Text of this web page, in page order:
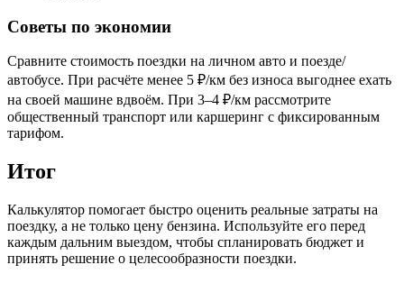
Советы по экономии
Сравните стоимость поездки на личном авто и поезде/
автобусе. При расчёте менее 5 ₽/км без износа выгоднее ехать
на своей машине вдвоём. При 3–4 ₽/км рассмотрите
общественный транспорт или каршеринг с фиксированным
тарифом.
Итог
Калькулятор помогает быстро оценить реальные затраты на
поездку, а не только цену бензина. Используйте его перед
каждым дальним выездом, чтобы спланировать бюджет и
принять решение о целесообразности поездки.